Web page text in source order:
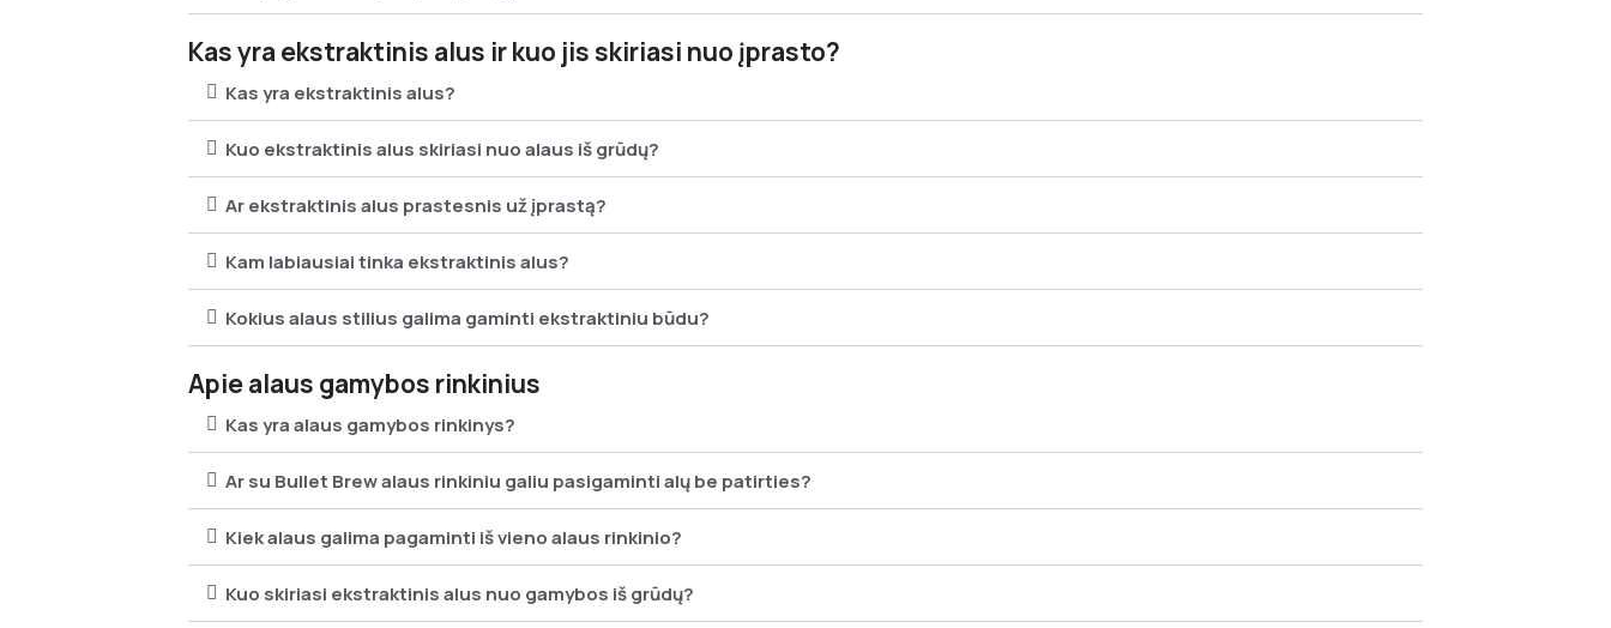
Kas yra ekstraktinis alus ir kuo jis skiriasi nuo įprasto?
Kas yra ekstraktinis alus?
Kuo ekstraktinis alus skiriasi nuo alaus iš grūdų?
Ar ekstraktinis alus prastesnis už įprastą?
Kam labiausiai tinka ekstraktinis alus?
Kokius alaus stilius galima gaminti ekstraktiniu būdu?
Apie alaus gamybos rinkinius
Kas yra alaus gamybos rinkinys?
Ar su Bullet Brew alaus rinkiniu galiu pasigaminti alų be patirties?
Kiek alaus galima pagaminti iš vieno alaus rinkinio?
Kuo skiriasi ekstraktinis alus nuo gamybos iš grūdų?